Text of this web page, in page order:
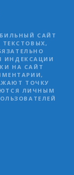
САЙТ
ТЕКСТОВЫХ,
ИНДЕКСАЦИИ
НА САЙТ
ТОЧКУ
ЛИЧНЫМ